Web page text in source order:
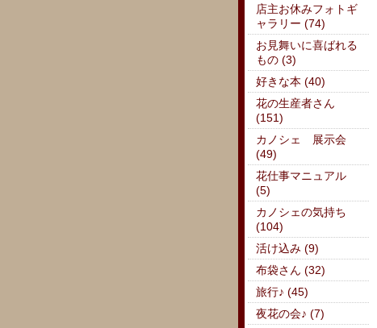
店主お休みフォトギ
ャラリー (74)
お見舞いに喜ばれる
もの (3)
好きな本 (40)
花の生産者さん
(151)
カノシェ 展示会
(49)
花仕事マニュアル
(5)
カノシェの気持ち
(104)
活け込み (9)
布袋さん (32)
旅行♪ (45)
夜花の会♪ (7)